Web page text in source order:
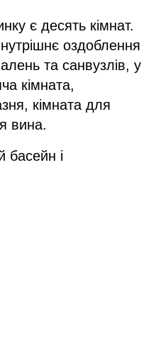
є десять кімнат.
оздоблення
та санвузлів, у
кімната,
кімната для
вина.
басейн і